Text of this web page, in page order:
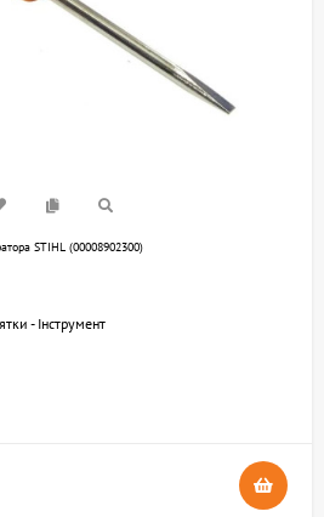
STIHL (00008902300)
- Інструмент